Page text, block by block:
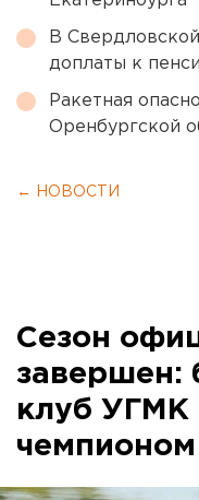
В
доплаты к
Ракетная
Оренбургской
← НОВОСТИ
Сезон
завершен:
клуб УГМК
чемпионом